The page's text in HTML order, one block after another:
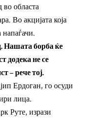
во областа
Во акцијата која
напаѓачи.
Нашата борба ќе
додека не се
– рече тој.
Ердоган, го осуди
лица.
Руте, изрази